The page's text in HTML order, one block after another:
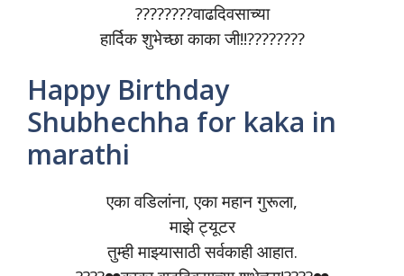
????????वाढदिवसाच्या
हार्दिक शुभेच्छा काका जी!!????????
Happy Birthday
Shubhechha for kaka in
marathi
एका वडिलांना, एका महान गुरूला,
माझे ट्यूटर
तुम्ही माझ्यासाठी सर्वकाही आहात.